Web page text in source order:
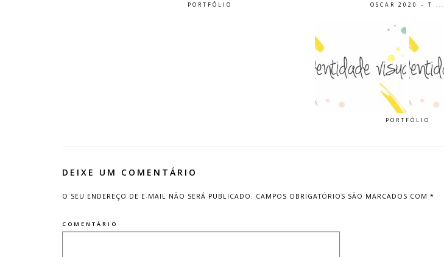
PORTFÓLIO OSCAR 2020 – T ...
PORTFÓLIO
DEIXE UM COMENTÁRIO
O SEU ENDEREÇO DE E-MAIL NÃO SERÁ PUBLICADO. CAMPOS OBRIGATÓRIOS SÃO MARCADOS COM *
COMENTÁRIO